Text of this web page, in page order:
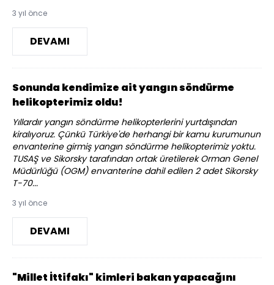
3 yıl önce
DEVAMI
Sonunda kendimize ait yangın söndürme
helikopterimiz oldu!
Yıllardır yangın söndürme helikopterlerini yurtdışından
kiralıyoruz. Çünkü Türkiye'de herhangi bir kamu kurumunun
envanterine girmiş yangın söndürme helikopterimiz yoktu.
TUSAŞ ve Sikorsky tarafından ortak üretilerek Orman Genel
Müdürlüğü (OGM) envanterine dahil edilen 2 adet Sikorsky
T-70...
3 yıl önce
DEVAMI
"Millet İttifakı" kimleri bakan yapacağını